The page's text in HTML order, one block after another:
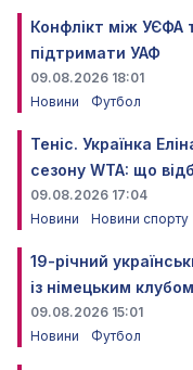
Конфлікт між УЄФА
підтримати УАФ
09.08.2026 18:01
Новини
Футбол
Теніс. Українка
сезону WTA: що
09.08.2026 17:04
Новини
Новини спорту
19-річний
із німецьким клубом
09.08.2026 15:01
Новини
Футбол